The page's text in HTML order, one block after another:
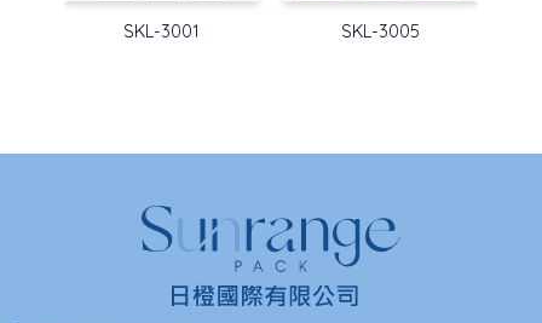
SKL-3001 SKL-3005